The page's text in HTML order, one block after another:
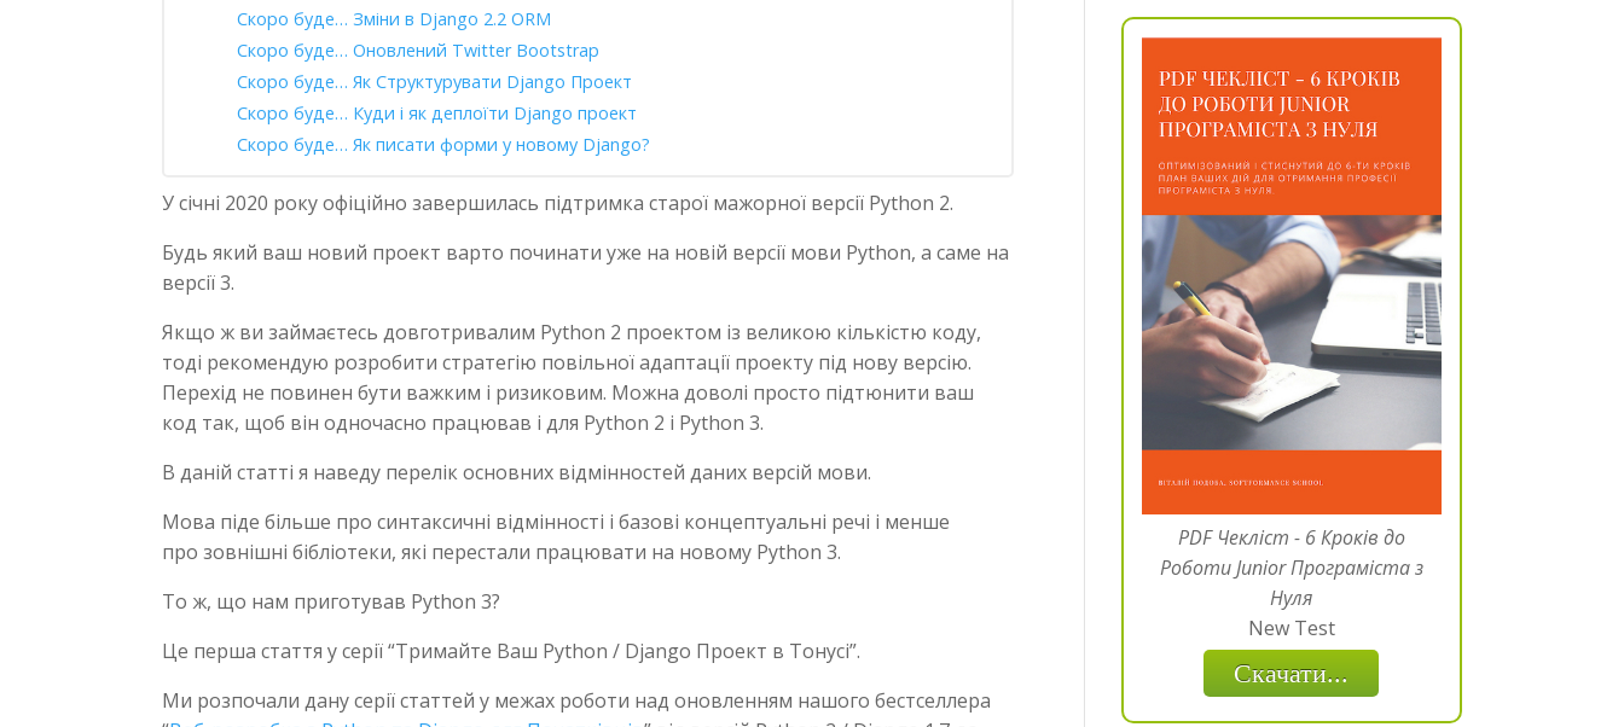
Скоро буде… Зміни в Django 2.2 ORM
Скоро буде… Оновлений Twitter Bootstrap
Скоро буде… Як Структурувати Django Проект
Скоро буде… Куди і як деплоїти Django проект
Скоро буде… Як писати форми у новому Django?
У січні 2020 року офіційно завершилась підтримка старої мажорної версії Python 2.
Будь який ваш новий проект варто починати уже на новій версії мови Python, а саме на
версії 3.
Якщо ж ви займаєтесь довготривалим Python 2 проектом із великою кількістю коду,
тоді рекомендую розробити стратегію повільної адаптації проекту під нову версію.
Перехід не повинен бути важким і ризиковим. Можна доволі просто підтюнити ваш
код так, щоб він одночасно працював і для Python 2 і Python 3.
В даній статті я наведу перелік основних відмінностей даних версій мови.
Мова піде більше про синтаксичні відмінності і базові концептуальні речі і менше
про зовнішні бібліотеки, які перестали працювати на новому Python 3.
То ж, що нам приготував Python 3?
Це перша стаття у серії “Тримайте Ваш Python / Django Проект в Тонусі”.
Ми розпочали дану серії статтей у межах роботи над оновленням нашого бестселлера
PDF Чекліст - 6 Кроків до
Роботи Junior Програміста з
Нуля
New Test
Скачати...